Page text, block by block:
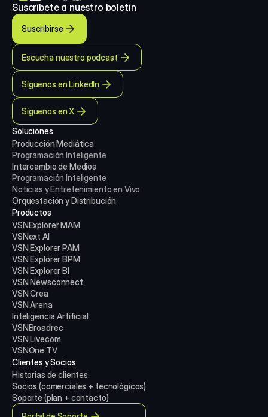
Suscríbete a nuestro boletín
Suscribirse
Escucha nuestro podcast
Síguenos en LinkedIn
Síguenos en X
Soluciones
Producción Mediática
Programación Inteligente
Intercambio de Medios
Programación Inteligente
Noticias y Entretenimiento en Vivo
Orquestación y Distribución
Productos
VSNExplorer MAM
VSNext AI
VSN Explorer PAM
VSN Explorer BPM
VSN Explorer BI
VSN Newsconnect
VSN Crea
VSN Arena
Inteligencia Artificial
VSNBroadrec
VSN Livecom
VSNOne TV
Clientes y Socios
Historias de clientes
Socios (comerciales + tecnológicos)
Soporte (plan + contacto)